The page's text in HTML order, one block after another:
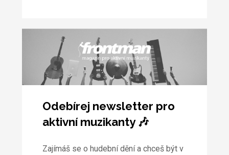
Odebírej newsletter pro
aktivní muzikanty 🎶
Zajímáš se o hudební dění a chceš být v